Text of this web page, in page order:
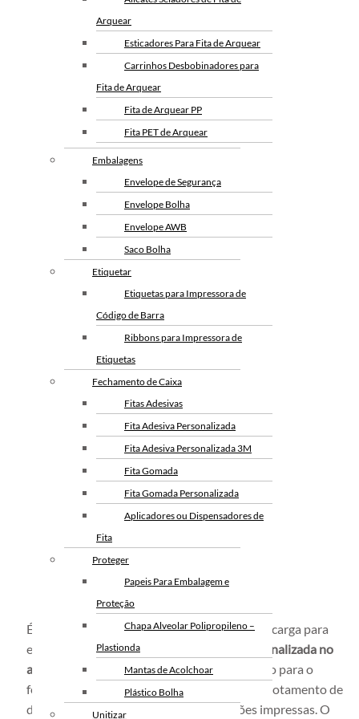
Arquear
Esticadores Para Fita de Arquear
Carrinhos Desbobinadores para
Fita de Arquear
Fita de Arquear PP
Fita PET de Arquear
Arquear
Embalagens
Envelope de Segurança
Envelope Bolha
Envelope AWB
Saco Bolha
Etiquetar
Etiquetas para Impressora de
Código de Barra
Ribbons para Impressora de
Etiquetas
Fechamento de Caixa
Fitas Adesivas
Fita Adesiva Personalizada
Fita Adesiva Personalizada 3M
Fita Gomada
Fita Gomada Personalizada
Aplicadores ou Dispensadores de
Fita
Proteger
Papeis Para Embalagem e
Proteção
Chapa Alveolar Polipropileno –
Plastionda
Mantas de Acolchoar
Plástico Bolha
Unitizar
É comum empresas com grandes volumes de carga para
empacotamento solicitar a
fita adesiva personalizada no
atacado
. A fita adesiva é um material utilizado para o
fechamento de caixas, embalamento e empacotamento de
diversos produtos possuindo informações impressas. O